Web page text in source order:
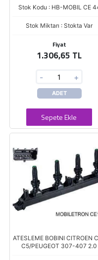
Stok Kodu : HB-MOBIL CE
Stok Miktarı : Stokta Var
Fiyat
1.306,65 TL
- +
ADET
Sepete Ekle
ATESLEME BOBINI CITROEN
C5/PEUGEOT 307-407 2.0